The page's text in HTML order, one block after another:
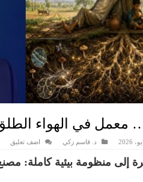
في الهواء
د. قاسم زكي اضف تعليق
إلى منظومة بيئية كاملة: